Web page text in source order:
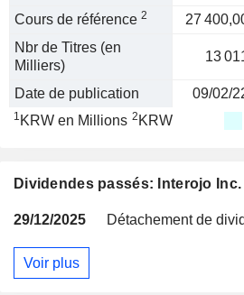
Cours de référence 2 27
Nbr de Titres (en
Milliers)
13
Date de publication 09/02/
1 KRW en Millions 2 KRW
Dividendes passés: Interojo Inc.
29/12/2025 Détachement de
Voir plus